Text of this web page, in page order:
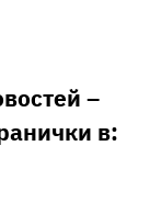
–
в: